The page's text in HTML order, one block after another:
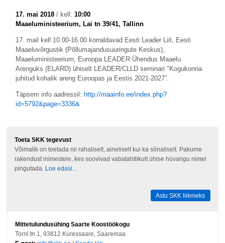
17. mai 2018/ kell: 10:00
Maaeluministeerium, Lai tn 39/41, Tallinn
17. mail kell 10.00-16.00 korraldavad Eesti Leader Liit, Eesti
Maaeluvõrgustik (Põllumajandusuuringute Keskus),
Maaeluministeerium, Euroopa LEADER Ühendus Maaelu
Arenguks (ELARD) ühiselt LEADER/CLLD seminari "Kogukonna
juhitud kohalik areng Euroopas ja Eestis 2021-2027”.
Täpsem info aadressil: http://maainfo.ee/index.php?
id=5792&page=3336&
Toeta SKK tegevust
Võimalik on toetada nii rahaliselt, aineliselt kui ka sõnaliselt. Pakume
rakendust inimestele, kes soovivad vabatahtlikult ühise hüvangu nimel
pingutada.
Loe edasi...
Astu SKK liikmeks
Mittetulundusühing Saarte Koostöökogu
Torni tn 1, 93812 Kuressaare, Saaremaa